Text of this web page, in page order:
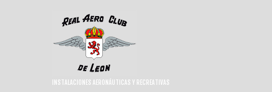
INSTALACIONES AERONÁUTICAS Y RECREATIVAS